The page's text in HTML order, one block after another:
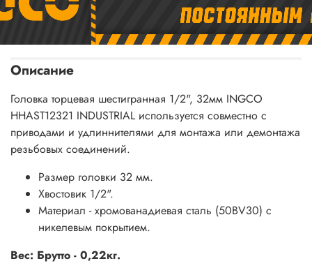
Описание
Головка торцевая шестигранная 1/2", 32мм INGCO
HHAST12321 INDUSTRIAL используется совместно с
приводами и удлиннителями для монтажа или демонтажа
резьбовых соединений.
Размер головки 32 мм.
Хвостовик 1/2".
Материал - хромованадиевая сталь (50BV30) с
никелевым покрытием.
Вес: Брутто - 0,22кг.